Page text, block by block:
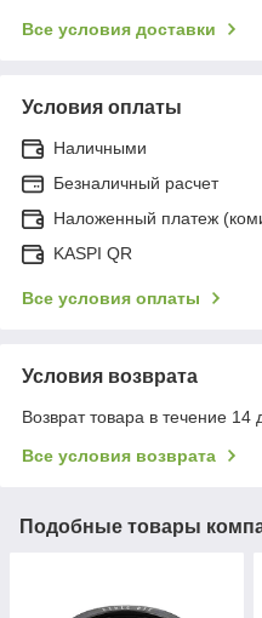
Все условия доставки
Условия оплаты
Наличными
Безналичный расчет
Наложенный платеж
KASPI QR
Все условия оплаты
Условия возврата
Возврат товара в течение 14
Все условия возврата
Подобные товары